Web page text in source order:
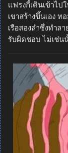
แฟรงกี้เดินเข้าไป
เขาสร้างขึ้นเอง
เรือสองลำซึ่งทำล
รับผิดชอบ ไม่เช่น